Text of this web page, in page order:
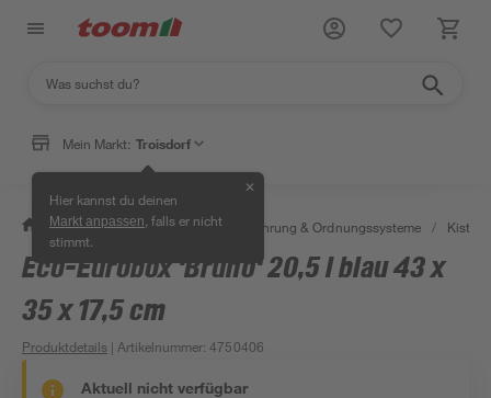
Mein Markt: Troisdorf
Hier kannst du deinen
Markt anpassen , falls er nicht
stimmt.
✕
/ Wohnen & Haushalt / Aufbewahrung & Ordnungssysteme / Kisten
Eco-Eurobox 'Bruno' 20,5 l blau 43 x
35 x 17,5 cm
Produktdetails | Artikelnummer:4750406
Aktuell nicht verfügbar